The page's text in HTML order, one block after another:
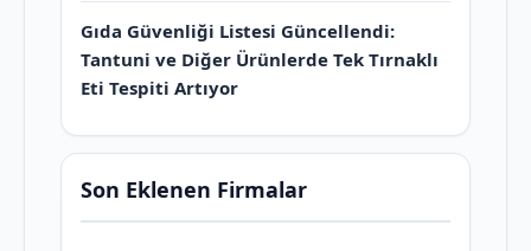
Gıda Güvenliği Listesi Güncellendi:
Tantuni ve Diğer Ürünlerde Tek Tırnaklı
Eti Tespiti Artıyor
Son Eklenen Firmalar